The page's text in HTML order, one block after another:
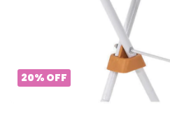
20% OFF